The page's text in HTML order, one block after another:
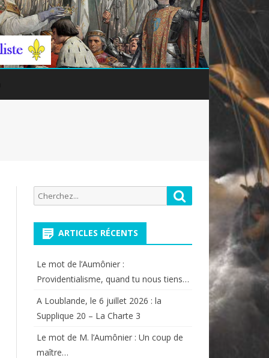
Recherche
pour:
Rechercher
ARTICLES RÉCENTS
Le mot de l’Aumônier :
Providentialisme, quand tu nous tiens…
A Loublande, le 6 juillet 2026 : la
Supplique 20 – La Charte 3
Le mot de M. l’Aumônier : Un coup de
maître…